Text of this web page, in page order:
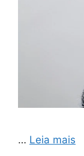
… Leia mais